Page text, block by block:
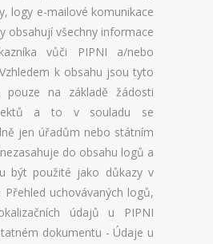
logy e-mailové komunikace
obsahují všechny informace
vůči PIPNI a/nebo
k obsahu jsou tyto
pouze na základě žádosti
a to v souladu se
jen úřadům nebo státním
do obsahu logů a
být použité jako důkazy v
Přehled uchovávaných logů,
údajů u PIPNI
dokumentu - Údaje u